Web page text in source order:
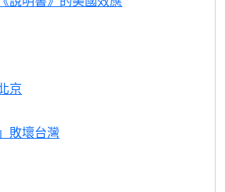
京
敗壞台灣